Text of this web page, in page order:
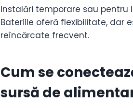
instalări temporare sau pentru
Bateriile oferă flexibilitate, dar
reîncărcate frecvent.
Cum se
sursă de